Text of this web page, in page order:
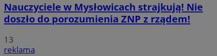
Nauczyciele w Mysłowicach strajkują! Nie
doszło do porozumienia ZNP z rządem!
13
reklama